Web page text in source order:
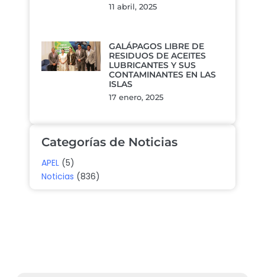
11 abril, 2025
GALÁPAGOS LIBRE DE
RESIDUOS DE ACEITES
LUBRICANTES Y SUS
CONTAMINANTES EN LAS
ISLAS
17 enero, 2025
Categorías de Noticias
APEL (5)
Noticias (836)